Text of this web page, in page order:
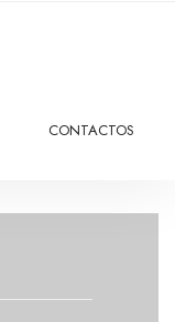
CONTACTOS